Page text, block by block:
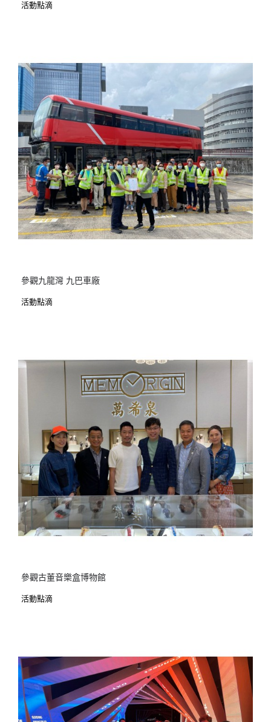
活動點滴
參觀九龍灣 九巴車廠
活動點滴
參觀古董音樂盒博物館
活動點滴